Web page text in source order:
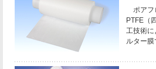
ポア
PTFE（
工技術
ルター膜